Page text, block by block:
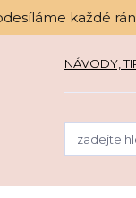
každé
NÁVODY,